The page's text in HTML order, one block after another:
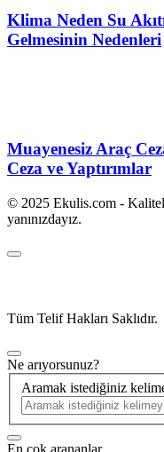
Klima Neden Su
Gelmesinin Nedenleri
Muayenesiz Araç
Ceza ve Yaptırımlar
© 2025 Ekulis.com -
yanınızdayız.
Tüm Telif Hakları Saklıdır.
Ne arıyorsunuz?
Aramak istediğiniz
En çok arananlar